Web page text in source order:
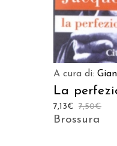
A cura di:
La
7,50€
7,13€
Brossura